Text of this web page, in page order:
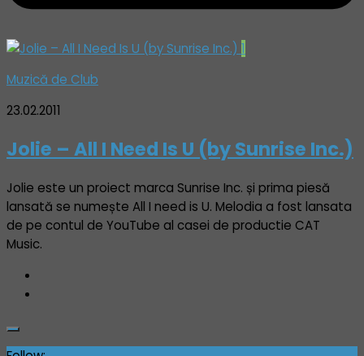
1
Muzică de Club
23.02.2011
Jolie – All I Need Is U (by Sunrise Inc.)
Jolie este un proiect marca Sunrise Inc. și prima piesă
lansată se numește All I need is U. Melodia a fost lansata
de pe contul de YouTube al casei de productie CAT
Music.